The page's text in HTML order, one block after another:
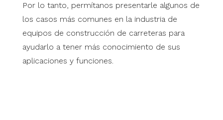
Por lo tanto, permítanos presentarle algunos de
los casos más comunes en la industria de
equipos de construcción de carreteras para
ayudarlo a tener más conocimiento de sus
aplicaciones y funciones.